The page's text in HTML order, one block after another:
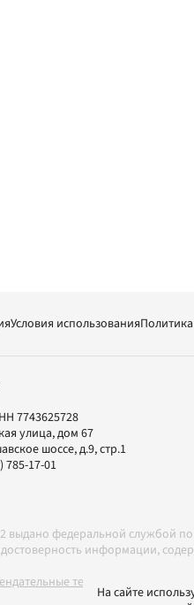
Условия использования
7743625728
улица, дом 67
шоссе, д.9, стр.1
785-17-01
выдано федеральной службой
достоверность информации,
технологии в
На сайте